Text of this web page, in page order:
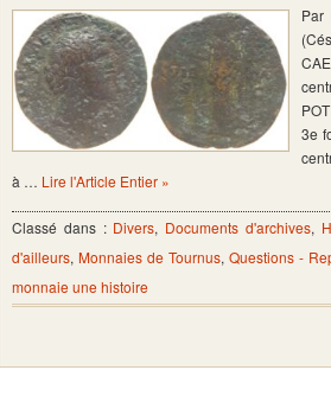
Par
3e
à … Lire l'Article Entier »
Classé dans : Divers, Documents d'archives,
d'ailleurs, Monnaies de Tournus, Questions -
monnaie une histoire